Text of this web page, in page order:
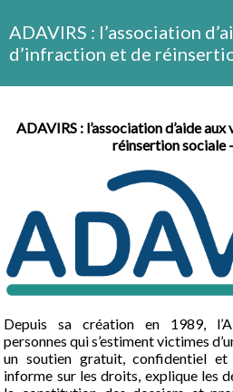
ADAVIRS : l’association
d’infraction et de
ADAVIRS : l’association d’aide
réinsertion sociale
Depuis sa création en 1989,
personnes qui s’estiment victimes
un soutien gratuit, confidentiel et
informe sur les droits, explique les